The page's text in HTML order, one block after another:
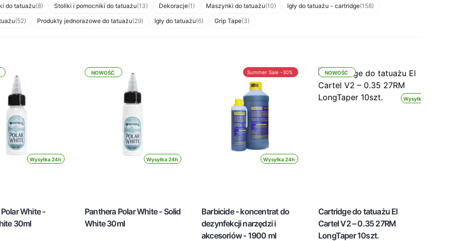
do tatuażu(8) Stoliki i pomocniki do tatuażu(13) Dekoracje(1) Maszynki do tatuażu(10) Igły do tatuażu - cartridge(158)
(52) Produkty jednorazowe do tatuażu(29) Igły do tatuażu(6) Grip Tape(3)
Wysyłka 24h
White -
30ml
Wysyłka 24h
NOWOŚĆ
Panthera Polar White - Solid
White 30ml
Wysyłka 24h
Summer Sale -30%
Barbicide - koncentrat do
dezynfekcji narzędzi i
akcesoriów - 1900 ml
Wysyłka 24h
NOWOŚĆ
Cartridge do tatuażu El
Cartel V2 – 0.35 27RM
LongTaper 10szt.